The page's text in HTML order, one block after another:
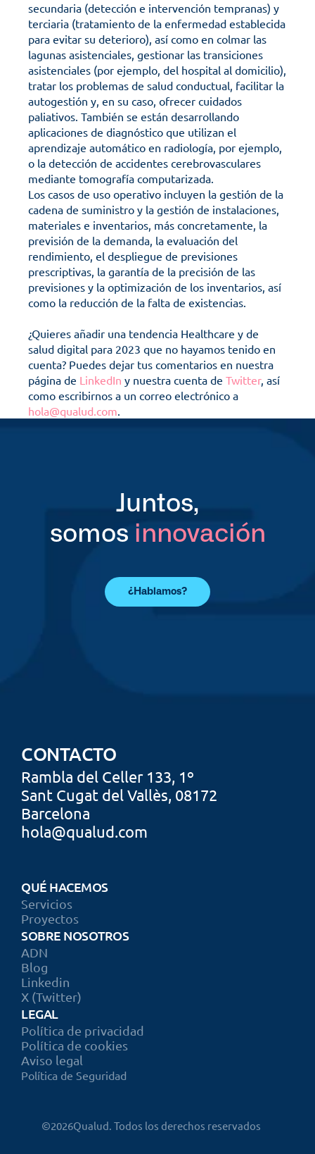
secundaria (detección e intervención tempranas) y
terciaria (tratamiento de la enfermedad establecida
para evitar su deterioro), así como en colmar las
lagunas asistenciales, gestionar las transiciones
asistenciales (por ejemplo, del hospital al domicilio),
tratar los problemas de salud conductual, facilitar la
autogestión y, en su caso, ofrecer cuidados
paliativos. También se están desarrollando
aplicaciones de diagnóstico que utilizan el
aprendizaje automático en radiología, por ejemplo,
o la detección de accidentes cerebrovasculares
mediante tomografía computarizada.
Los casos de uso operativo incluyen la gestión de la
cadena de suministro y la gestión de instalaciones,
materiales e inventarios, más concretamente, la
previsión de la demanda, la evaluación del
rendimiento, el despliegue de previsiones
prescriptivas, la garantía de la precisión de las
previsiones y la optimización de los inventarios, así
como la reducción de la falta de existencias.
¿Quieres añadir una tendencia Healthcare y de
salud digital para 2023 que no hayamos tenido en
cuenta? Puedes dejar tus comentarios en nuestra
página de LinkedIn y nuestra cuenta de Twitter, así
hola@qualud.com.
Juntos,
somos innovación
¿Hablamos?
CONTACTO
Rambla del Celler 133, 1º
Sant Cugat del Vallès, 08172
Barcelona
hola@qualud.com
QUÉ HACEMOS
Servicios
Proyectos
SOBRE NOSOTROS
ADN
Blog
Linkedin
X (Twitter)
LEGAL
Política de privacidad
Política de cookies
Aviso legal
Política de Seguridad
©2026Qualud. Todos los derechos reservados